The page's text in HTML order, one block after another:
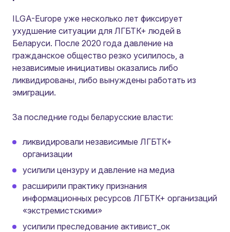
ILGA-Europe уже несколько лет фиксирует
ухудшение ситуации для ЛГБТК+ людей в
Беларуси. После 2020 года давление на
гражданское общество резко усилилось, а
независимые инициативы оказались либо
ликвидированы, либо вынуждены работать из
эмиграции.
За последние годы беларусские власти:
ликвидировали независимые ЛГБТК+
организации
усилили цензуру и давление на медиа
расширили практику признания
информационных ресурсов ЛГБТК+ организаций
«экстремистскими»
усилили преследование активист_ок